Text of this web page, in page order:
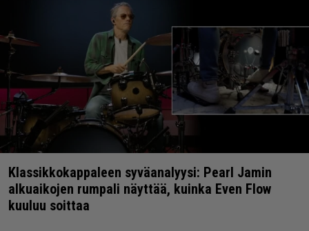
Klassikkokappaleen syväanalyysi: Pearl Jamin
alkuaikojen rumpali näyttää, kuinka Even Flow
kuuluu soittaa